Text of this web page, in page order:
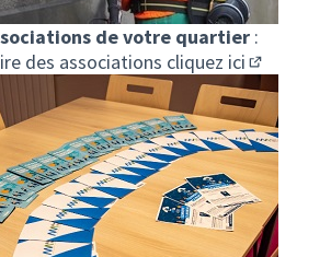
de votre quartier :
des associations cliquez ici
(Lien